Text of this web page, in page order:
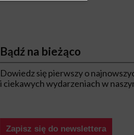
Bądź na bieżąco
Dowiedz się pierwszy o
i ciekawych wydarzeniach w
Zapisz się do newslettera